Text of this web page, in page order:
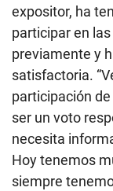
expositor, ha
participar en
previamente y
satisfactoria.
participación
ser un voto
necesita
Hoy tenemos
siempre